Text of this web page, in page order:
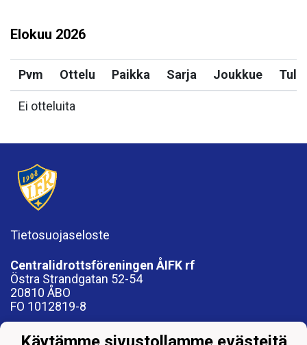
Elokuu 2026
Pvm Ottelu Paikka Sarja Joukkue
Ei otteluita
Tietosuojaseloste
Centralidrottsföreningen ÅIFK rf
Östra Strandgatan 52-54
20810 ÅBO
FO 1012819-8
Fotbollsföreningen ÅIFK rf, 1088017-9